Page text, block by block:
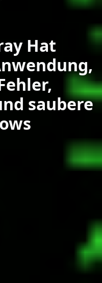
Hat
saubere